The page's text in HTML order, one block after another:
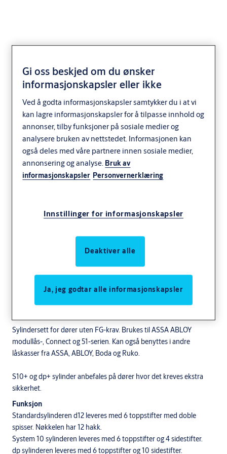
SY4745M
Komplett sylindersett - oval sylinder med bakkantfeste og
magnet knappsylinder
Anvendelse
Sylindersett for dører uten FG-krav. Brukes til ASSA ABLOY
modullås-, Connect og 51-serien. Kan også benyttes i andre
låskasser fra ASSA, ABLOY, Boda og Ruko.
S10+ og dp+ sylinder anbefales på dører hvor det kreves ekstra
sikkerhet.
Funksjon
Standardsylinderen d12 leveres med 6 toppstifter med doble
spisser. Nøkkelen har 12 hakk.
System 10 sylinderen leveres med 6 toppstifter og 4 sidestifter.
dp sylinderen leveres med 6 toppstifter og 10 sidestifter.
Gi oss beskjed om du ønsker
informasjonskapsler eller ikke
Ved å godta informasjonskapsler samtykker du i at vi
kan lagre informasjonskapsler for å tilpasse innhold og
annonser, tilby funksjoner på sosiale medier og
analysere bruken av nettstedet. Informasjonen kan
også deles med våre partnere innen sosiale medier,
annonsering og analyse. Bruk av
informasjonskapsler Personvernerklæring
Innstillinger for informasjonskapsler
Deaktiver alle
Ja, jeg godtar alle informasjonskapsler